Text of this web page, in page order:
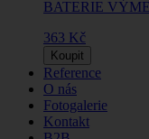
BATERIE
363 Kč
Koupit
Reference
O nás
Fotogalerie
Kontakt